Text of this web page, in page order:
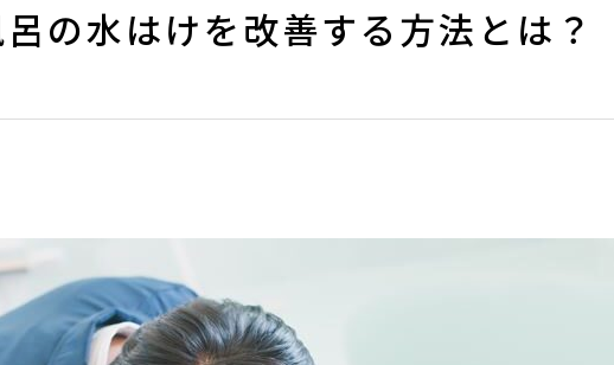
の水はけを改善する方法とは？